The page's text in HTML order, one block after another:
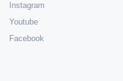
Instagram
Youtube
Facebook